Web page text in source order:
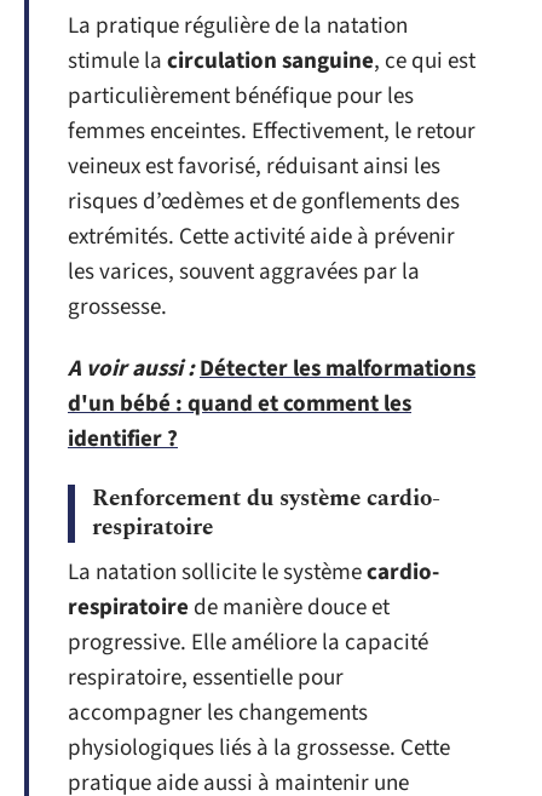
La pratique régulière de la natation
stimule lacirculation sanguine, ce qui est
particulièrement bénéfique pour les
femmes enceintes. Effectivement, le retour
veineux est favorisé, réduisant ainsi les
risques d’œdèmes et de gonflements des
extrémités. Cette activité aide à prévenir
les varices, souvent aggravées par la
grossesse.
A voir aussi :Détecter les malformations
d'un bébé : quand et comment les
identifier ?
Renforcement du système cardio-
respiratoire
La natation sollicite le systèmecardio-
respiratoire de manière douce et
progressive. Elle améliore la capacité
respiratoire, essentielle pour
accompagner les changements
physiologiques liés à la grossesse. Cette
pratique aide aussi à maintenir une